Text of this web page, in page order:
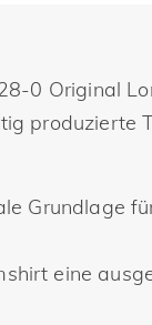
0 Original
produzierte
eine